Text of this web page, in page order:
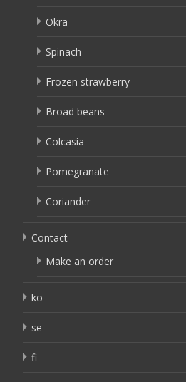
Okra
Spinach
Frozen strawberry
Broad beans
Colcasia
Pomegranate
Coriander
Contact
Make an order
ko
se
fi